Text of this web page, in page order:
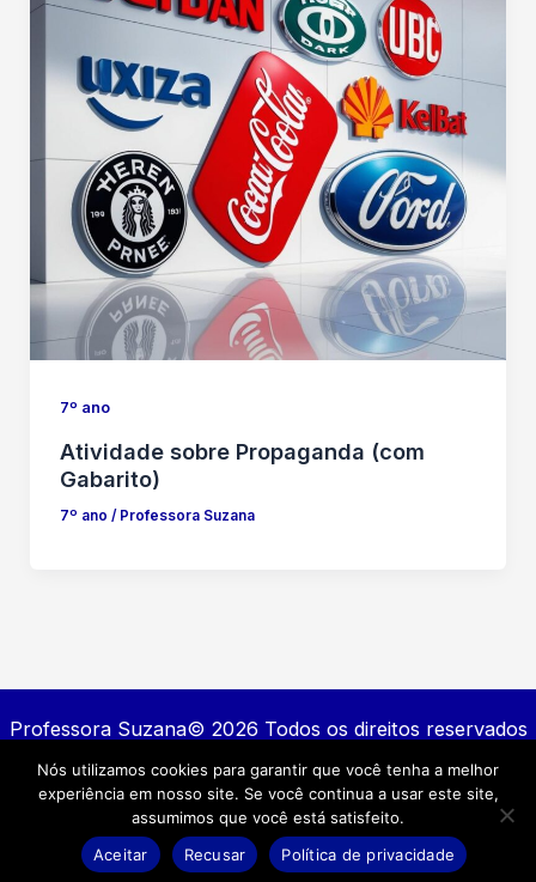
7º ano
Atividade sobre Propaganda (com
Gabarito)
7º ano / Professora Suzana
Professora Suzana© 2026 Todos os direitos reservados
Contato
Política de privacidade
Termos e Condições
Nós utilizamos cookies para garantir que você tenha a melhor
experiência em nosso site. Se você continua a usar este site,
assumimos que você está satisfeito.
Aceitar
Recusar Política de privacidade